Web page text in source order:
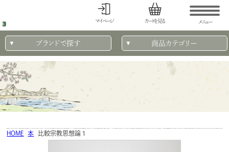
マイページ カートを見る メニュー
ブランドで探す 商品カテゴリー
HOME 本 比較宗教思想論１